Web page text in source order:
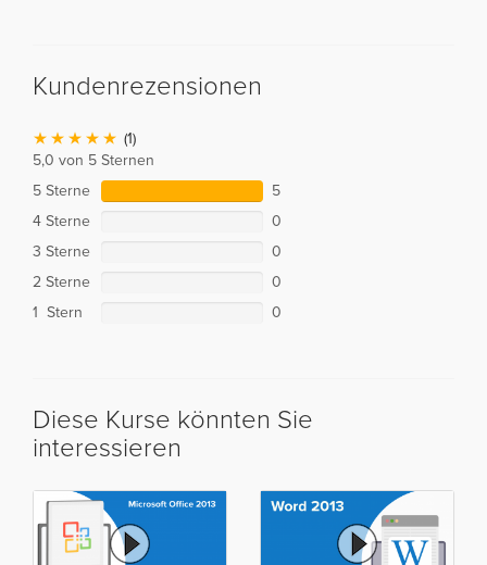
Kundenrezensionen
(1)
5,0 von 5 Sternen
5 Sterne
5
4 Sterne
0
3 Sterne
0
2 Sterne
0
1 Stern
0
Diese Kurse könnten Sie
interessieren